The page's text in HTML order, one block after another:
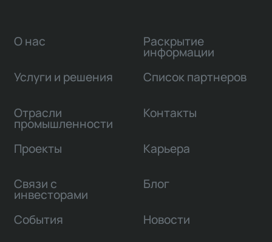
О нас
Услуги и решения
Отрасли
промышленности
Проекты
Связи с
инвесторами
Раскрытие
информации
Список партнеров
Контакты
Карьера
Блог
События Новости